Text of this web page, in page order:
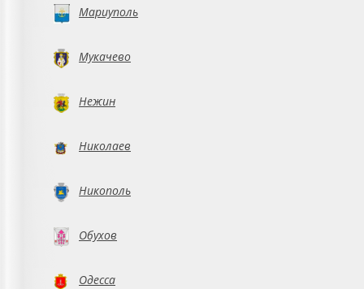
Мариуполь
Мукачево
Нежин
Николаев
Никополь
Обухов
Одесса